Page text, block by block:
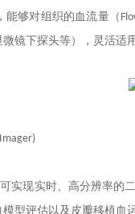
能够对组织的血流量（
微镜下探头等），灵活适
实现实时、高分辨率
型评估以及皮瓣移植血